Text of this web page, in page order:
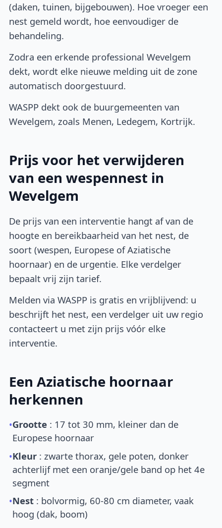
(daken, tuinen, bijgebouwen). Hoe vroeger een
nest gemeld wordt, hoe eenvoudiger de
behandeling.
Zodra een erkende professional Wevelgem
dekt, wordt elke nieuwe melding uit de zone
automatisch doorgestuurd.
WASPP dekt ook de buurgemeenten van
Wevelgem, zoals Menen, Ledegem, Kortrijk.
Prijs voor het verwijderen
van een wespennest in
Wevelgem
De prijs van een interventie hangt af van de
hoogte en bereikbaarheid van het nest, de
soort (wespen, Europese of Aziatische
hoornaar) en de urgentie. Elke verdelger
bepaalt vrij zijn tarief.
Melden via WASPP is gratis en vrijblijvend: u
beschrijft het nest, een verdelger uit uw regio
contacteert u met zijn prijs vóór elke
interventie.
Een Aziatische hoornaar
herkennen
•Grootte : 17 tot 30 mm, kleiner dan de
Europese hoornaar
•Kleur : zwarte thorax, gele poten, donker
achterlijf met een oranje/gele band op het 4e
segment
•Nest : bolvormig, 60-80 cm diameter, vaak
hoog (dak, boom)